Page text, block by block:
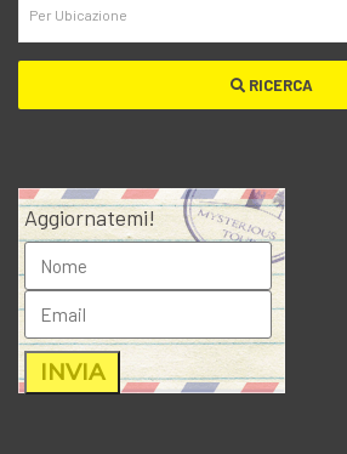
RICERCA
Aggiornatemi!